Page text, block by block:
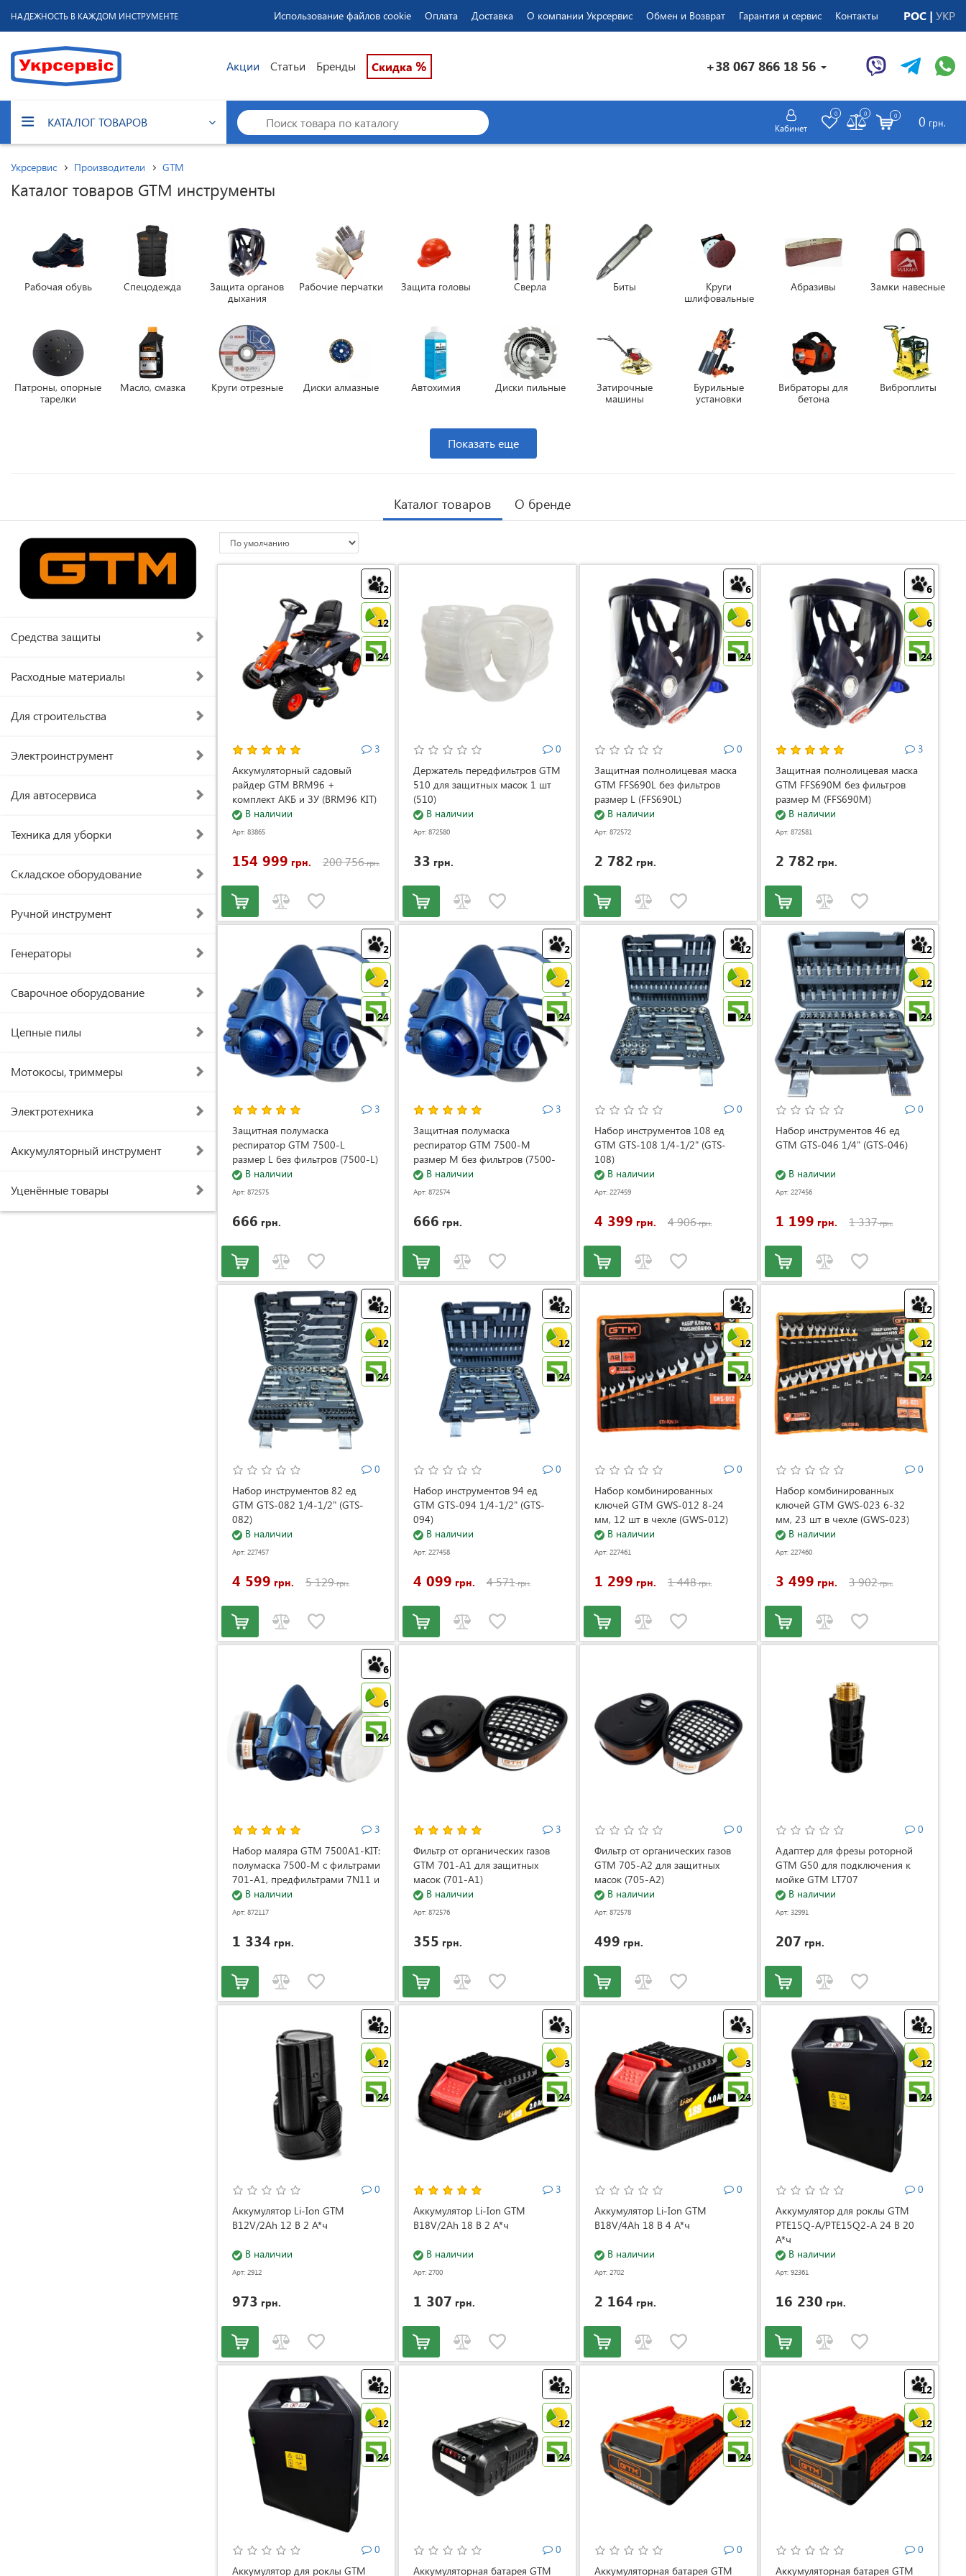
НАДЕЖНОСТЬ В КАЖДОМ ИНСТРУМЕНТЕ Использование файлов cookie Оплата Доставка О компании Укрсервис Обмен и Возврат Гарантия и сервис Контакты РОС УКР
Акции Статьи Бренды Скидка % +38 067 866 18 56
КАТАЛОГ ТОВАРОВ Кабинет
0 0 0 0 грн.
Укрсервис Производители GTM
Каталог товаров GTM инструменты
Рабочая обувь Спецодежда
Защита органов
дыхания
Рабочие перчатки Защита головы Сверла Биты
Круги
шлифовальные
Абразивы Замки навесные
Патроны, опорные
тарелки
Масло, смазка Круги отрезные Диски алмазные Автохимия Диски пильные
Затирочные
машины
Бурильные
установки
Вибраторы для
бетона
Виброплиты
Показать еще
Каталог товаров О бренде
Средства защиты
Расходные материалы
Для строительства
Электроинструмент
Для автосервиса
Техника для уборки
Складское оборудование
Ручной инструмент
Генераторы
Сварочное оборудование
Цепные пилы
Мотокосы, триммеры
Электротехника
Аккумуляторный инструмент
Уценённые товары
12
12
24
3
Аккумуляторный садовый
райдер GTM BRM96 +
комплект АКБ и ЗУ (BRM96 KIT)
В наличии
Арт: 83865
154 999 грн. 200 756грн.
0
Держатель передфильтров GTM
510 для защитных масок 1 шт
(510)
В наличии
Арт: 872580
33 грн.
6
6
24
0
Защитная полнолицевая маска
GTM FFS690L без фильтров
размер L (FFS690L)
В наличии
Арт: 872572
2 782 грн.
6
6
24
3
Защитная полнолицевая маска
GTM FFS690M без фильтров
размер M (FFS690M)
В наличии
Арт: 872581
2 782 грн.
2
2
24
3
Защитная полумаска
респиратор GTM 7500-L
размер L без фильтров (7500-L)
В наличии
Арт: 872575
666 грн.
2
2
24
3
Защитная полумаска
респиратор GTM 7500-M
размер M без фильтров (7500-
M) В наличии
Арт: 872574
666 грн.
12
12
24
0
Набор инструментов 108 ед
GTM GTS-108 1/4-1/2" (GTS-
108)
В наличии
Арт: 227459
4 399 грн. 4 906грн.
12
12
24
0
Набор инструментов 46 ед
GTM GTS-046 1/4" (GTS-046)
В наличии
Арт: 227456
1 199 грн. 1 337грн.
12
12
24
0
Набор инструментов 82 ед
GTM GTS-082 1/4-1/2" (GTS-
082)
В наличии
Арт: 227457
4 599 грн. 5 129грн.
12
12
24
0
Набор инструментов 94 ед
GTM GTS-094 1/4-1/2" (GTS-
094)
В наличии
Арт: 227458
4 099 грн. 4 571грн.
12
12
24
0
Набор комбинированных
ключей GTM GWS-012 8-24
мм, 12 шт в чехле (GWS-012)
В наличии
Арт: 227461
1 299 грн. 1 448грн.
12
12
24
0
Набор комбинированных
ключей GTM GWS-023 6-32
мм, 23 шт в чехле (GWS-023)
В наличии
Арт: 227460
3 499 грн. 3 902грн.
6
6
24
3
Набор маляра GTM 7500A1-KIT:
полумаска 7500-M с фильтрами
701-А1, предфильтрами 7N11 и
держателями 510
В наличии
Арт: 872117
1 334 грн.
3
Фильтр от органических газов
GTM 701-A1 для защитных
масок (701-A1)
В наличии
Арт: 872576
355 грн.
0
Фильтр от органических газов
GTM 705-A2 для защитных
масок (705-A2)
В наличии
Арт: 872578
499 грн.
0
Адаптер для фрезы роторной
GTM G50 для подключения к
мойке GTM LT707
В наличии
Арт: 32991
207 грн.
12
12
24
0
Аккумулятор Li-Ion GTM
B12V/2Аh 12 В 2 А*ч
В наличии
Арт: 2912
973 грн.
3
3
24
3
Аккумулятор Li-Ion GTM
B18V/2Аh 18 В 2 А*ч
В наличии
Арт: 2700
1 307 грн.
3
3
24
0
Аккумулятор Li-Ion GTM
B18V/4Аh 18 В 4 А*ч
В наличии
Арт: 2702
2 164 грн.
12
12
24
0
Аккумулятор для роклы GTM
PTE15Q-A/PTE15Q2-A 24 В 20
А*ч
(509937010011/509937010018)
В наличии
Арт: 92361
16 230 грн.
12
12
24
0
Аккумулятор для роклы GTM
12
12
24
0
Аккумуляторная батарея GTM
12
12
24
0
Аккумуляторная батарея GTM
12
12
24
0
Аккумуляторная батарея GTM